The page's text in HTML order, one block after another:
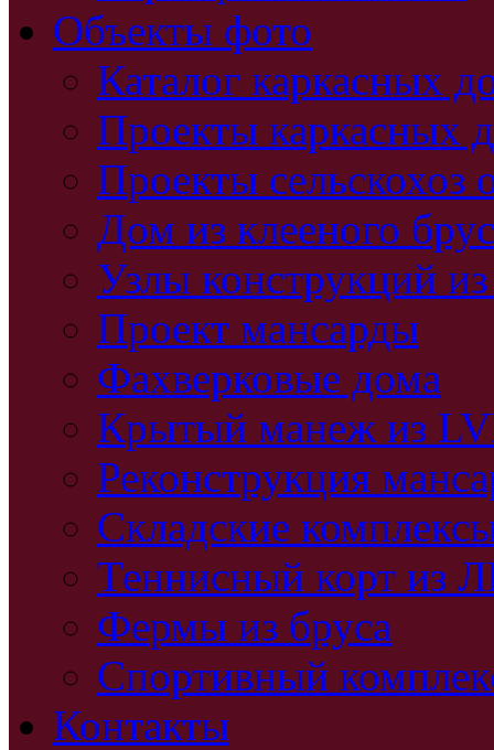
Объекты фото
Каталог каркасных
Проекты каркасных
Проекты сельскохоз
Дом из клееного
Узлы конструкций
Проект мансарды
Фахверковые дома
Крытый манеж из
Реконструкция
Складские
Теннисный корт из
Фермы из бруса
Спортивный
Контакты